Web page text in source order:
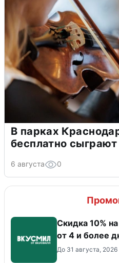
В парках
бесплатно
6 августа 0
Скидка 10%
от 4 и более
До 31 августа, 2026